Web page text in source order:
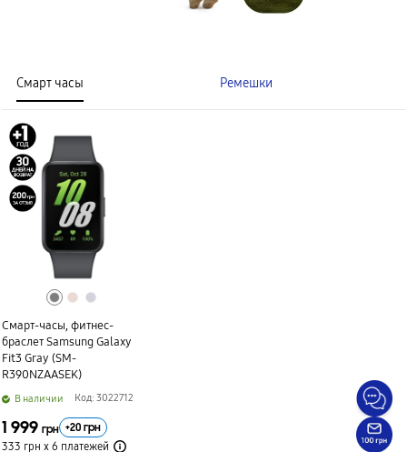
Смарт часы Ремешки
Смарт-часы, фитнес-
браслет Samsung Galaxy
Fit3 Gray (SM-
R390NZAASEK)
B наличии Код: 3022712
1 999 грн +20 грн
333 грн х 6 платежей